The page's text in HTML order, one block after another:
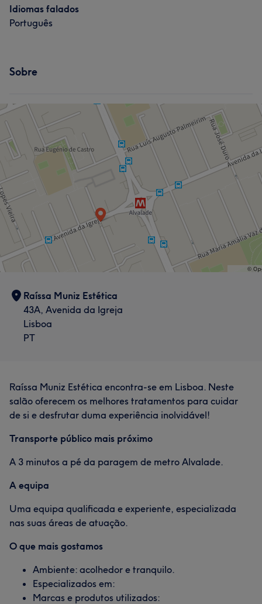
Idiomas falados
Português
Sobre
Raíssa Muniz Estética
43A, Avenida da Igreja
Lisboa
PT
Raíssa Muniz Estética encontra-se em Lisboa. Neste
salão oferecem os melhores tratamentos para cuidar
de si e desfrutar duma experiência inolvidável!
Transporte público mais próximo
A 3 minutos a pé da paragem de metro Alvalade.
A equipa
Uma equipa qualificada e experiente, especializada
nas suas áreas de atuação.
O que mais gostamos
Ambiente: acolhedor e tranquilo.
Especializados em:
Marcas e produtos utilizados: